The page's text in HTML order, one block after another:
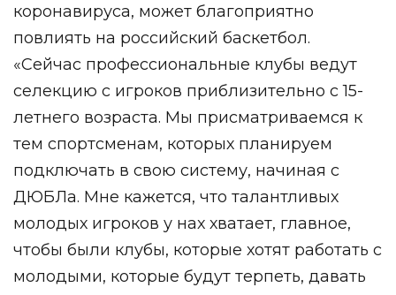
коронавируса, может благоприятно
повлиять на российский баскетбол.
«Сейчас профессиональные клубы ведут
селекцию с игроков приблизительно с 15-
летнего возраста. Мы присматриваемся к
тем спортсменам, которых планируем
подключать в свою систему, начиная с
ДЮБЛа. Мне кажется, что талантливых
молодых игроков у нах хватает, главное,
чтобы были клубы, которые хотят работать с
молодыми, которые будут терпеть, давать